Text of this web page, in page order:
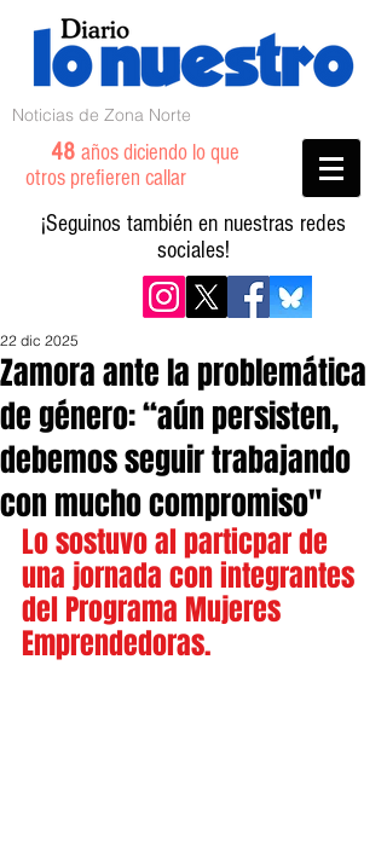
Noticias de Zona Norte
48 años diciendo lo que
otros prefieren callar
¡Seguinos también en nuestras redes
sociales!
Zamora ante la problemática
de género: “aún persisten,
debemos seguir trabajando
con mucho compromiso"
22 dic 2025
Lo sostuvo al particpar de
una jornada con integrantes
del Programa Mujeres
Emprendedoras.